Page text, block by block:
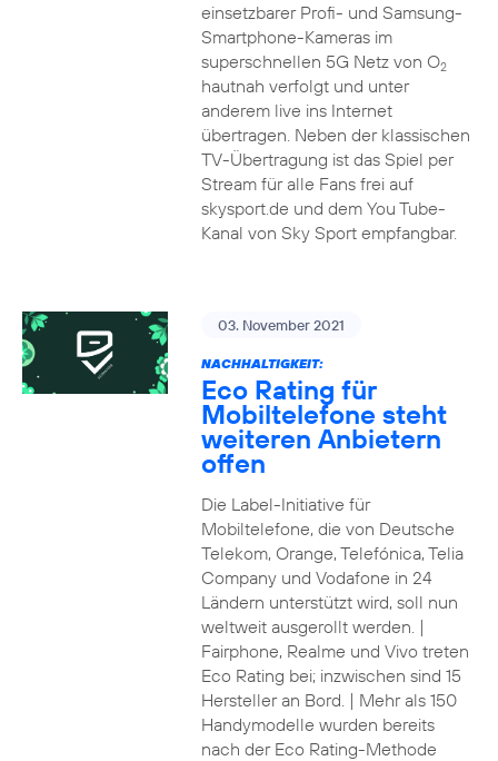
einsetzbarer Profi- und Samsung-
Smartphone-Kameras im
superschnellen 5G Netz von O2
hautnah verfolgt und unter
anderem live ins Internet
übertragen. Neben der klassischen
TV-Übertragung ist das Spiel per
Stream für alle Fans frei auf
skysport.de und dem You Tube-
Kanal von Sky Sport empfangbar.
03. November 2021
NACHHALTIGKEIT:
Eco Rating für
Mobiltelefone steht
weiteren Anbietern
offen
Die Label-Initiative für
Mobiltelefone, die von Deutsche
Telekom, Orange, Telefónica, Telia
Company und Vodafone in 24
Ländern unterstützt wird, soll nun
weltweit ausgerollt werden. |
Fairphone, Realme und Vivo treten
Eco Rating bei; inzwischen sind 15
Hersteller an Bord. | Mehr als 150
Handymodelle wurden bereits
nach der Eco Rating-Methode